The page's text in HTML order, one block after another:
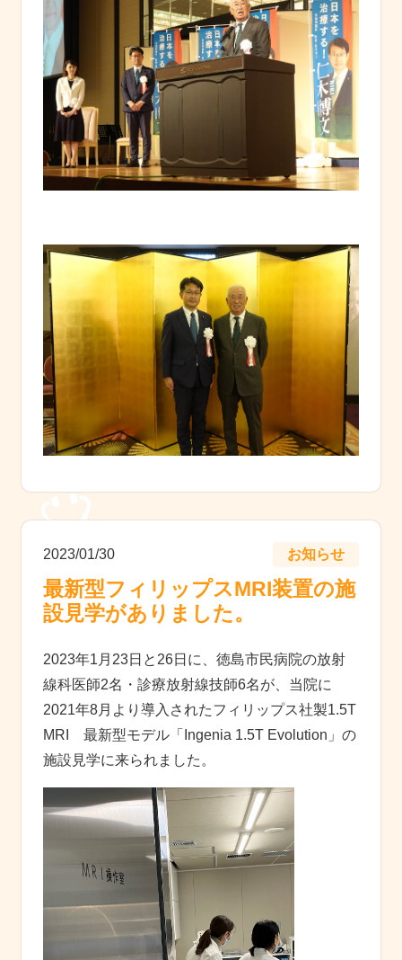
お知らせ
2023/01/30
最新型フィリップスMRI装置の施
設見学がありました。
2023年1月23日と26日に、徳島市民病院の放射
線科医師2名・診療放射線技師6名が、当院に
2021年8月より導入されたフィリップス社製1.5T
MRI 最新型モデル「Ingenia 1.5T Evolution」の
施設見学に来られました。